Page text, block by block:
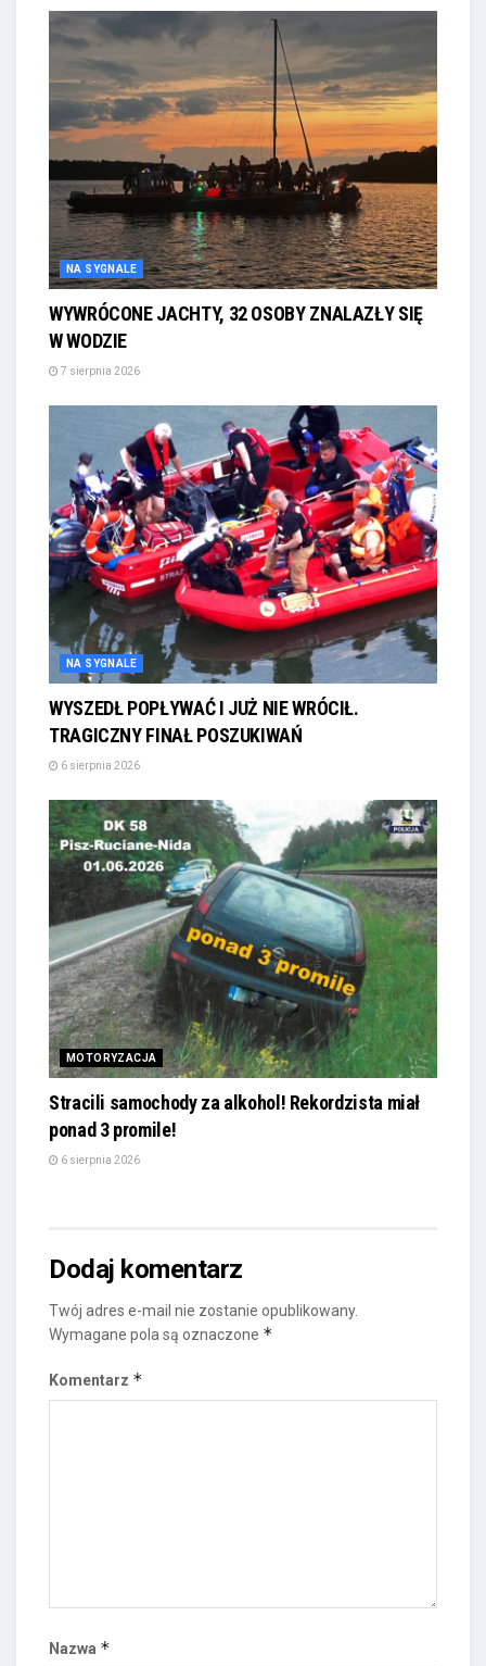
NA SYGNALE
WYWRÓCONE JACHTY, 32 OSOBY ZNALAZŁY SIĘ
W WODZIE
7 sierpnia 2026
NA SYGNALE
WYSZEDŁ POPŁYWAĆ I JUŻ NIE WRÓCIŁ.
TRAGICZNY FINAŁ POSZUKIWAŃ
6 sierpnia 2026
MOTORYZACJA
Stracili samochody za alkohol! Rekordzista miał
ponad 3 promile!
6 sierpnia 2026
Dodaj komentarz
Twój adres e-mail nie zostanie opublikowany.
Wymagane pola są oznaczone *
Komentarz *
Nazwa *